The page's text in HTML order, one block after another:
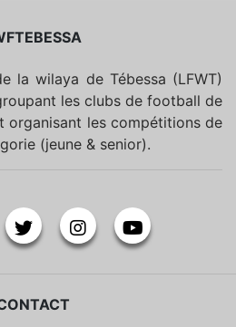
la wilaya de Tébessa (LFWT)
les clubs de football de
organisant les compétitions de
(jeune & senior).